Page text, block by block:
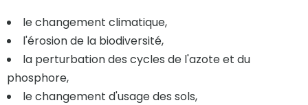
le changement climatique,
l'érosion de la biodiversité,
la perturbation des cycles de l'azote et du
phosphore,
le changement d'usage des sols,